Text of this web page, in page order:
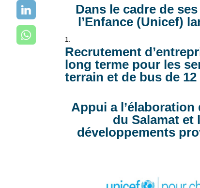
Dans le cadre de
l’Enfance (Unicef)
Recrutement
long terme pour les
terrain et de bus de
Appui a
du Salamat et
développements